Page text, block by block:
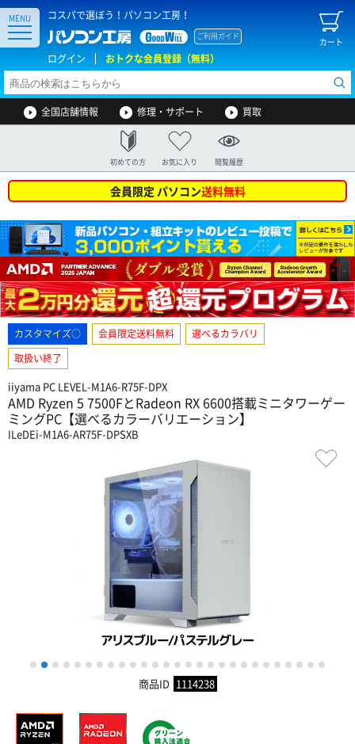
コスパで選ぼう！パソコン工房！
カート
ご利用ガイド
ログイン おトクな会員登録（無料）
MENU
全国店舗情報 修理・サポート 買取
初めての方 お気に入り 閲覧履歴
会員限定 パソコン送料無料
カスタマイズ○ 会員限定送料無料
選べるカラバリ
取扱い終了
iiyama PC LEVEL-M1A6-R75F-DPX
AMD Ryzen 5 7500FとRadeon RX 6600搭載ミニタワーゲー
ミングPC【選べるカラーバリエーション】
ILeDEi-M1A6-AR75F-DPSXB
1 2 3 4 5 6 7 8 9 10 11 12 13 14 15 16 17 18 19 20 21 22 23 24 25 26
商品ID 1114238